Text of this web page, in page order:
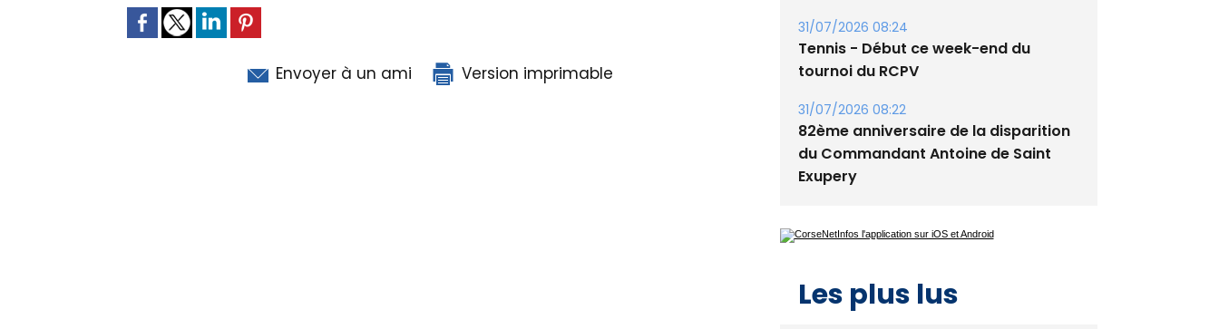
Envoyer à un ami Version imprimable
procession le 14 août
31/07/2026 08:24
tournoi du RCPV
31/07/2026 08:22
82ème anniversaire de la disparition